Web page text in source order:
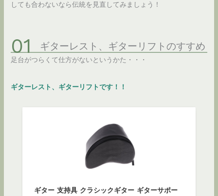
しても合わないなら伝統を見直してみましょう！
ギターレスト、ギターリフトのすすめ
足台がつらくて仕方がないというかた・・・
ギターレスト、ギターリフトです！！
ギター 支持具 クラシックギター ギターサポー